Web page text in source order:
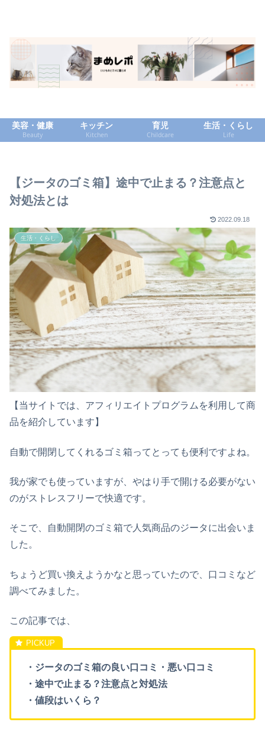
美容・健康
Beauty
キッチン
Kitchen
育児
Childcare
生活・くらし
Life
【ジータのゴミ箱】途中で止まる？注意点と
対処法とは
2022.09.18
生活・くらし
【当サイトでは、アフィリエイトプログラムを利用して商
品を紹介しています】
自動で開閉してくれるゴミ箱ってとっても便利ですよね。
我が家でも使っていますが、やはり手で開ける必要がない
のがストレスフリーで快適です。
そこで、自動開閉のゴミ箱で人気商品のジータに出会いま
した。
ちょうど買い換えようかなと思っていたので、口コミなど
調べてみました。
この記事では、
・ジータのゴミ箱の良い口コミ・悪い口コミ
・途中で止まる？注意点と対処法
・値段はいくら？